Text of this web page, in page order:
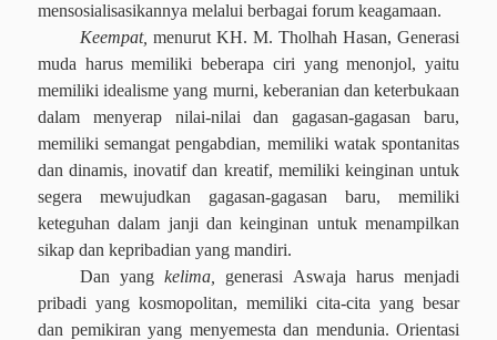
mensosialisasikannya melalui berbagai forum keagamaan.
Keempat, menurut KH. M. Tholhah Hasan, Generasi
muda harus memiliki beberapa ciri yang menonjol, yaitu
memiliki idealisme yang murni, keberanian dan keterbukaan
dalam menyerap nilai-nilai dan gagasan-gagasan baru,
memiliki semangat pengabdian, memiliki watak spontanitas
dan dinamis, inovatif dan kreatif, memiliki keinginan untuk
segera mewujudkan gagasan-gagasan baru, memiliki
keteguhan dalam janji dan keinginan untuk menampilkan
sikap dan kepribadian yang mandiri.
Dan yangkelima, generasi Aswaja harus menjadi
pribadi yang kosmopolitan, memiliki cita-cita yang besar
dan pemikiran yang menyemesta dan mendunia. Orientasi